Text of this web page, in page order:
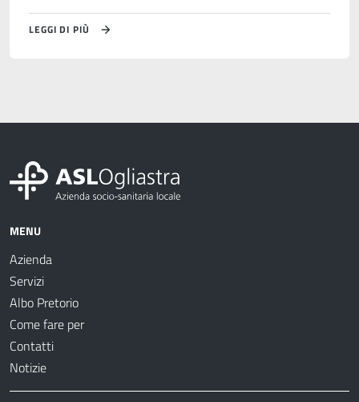
LEGGI DI PIÙ
MENU
Azienda
Servizi
Albo Pretorio
Come fare per
Contatti
Notizie